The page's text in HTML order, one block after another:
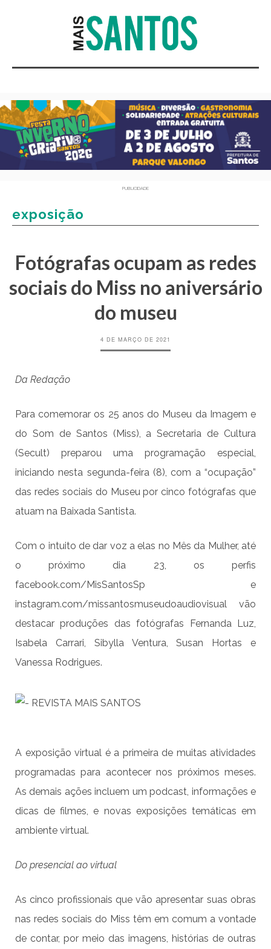
PUBLICIDADE
exposição
Fotógrafas ocupam as redes
sociais do Miss no aniversário
do museu
4 DE MARÇO DE 2021
Da Redação
Para comemorar os 25 anos do Museu da Imagem e
do Som de Santos (Miss), a Secretaria de Cultura
(Secult) preparou uma programação especial,
iniciando nesta segunda-feira (8), com a “ocupação”
das redes sociais do Museu por cinco fotógrafas que
atuam na Baixada Santista.
Com o intuito de dar voz a elas no Mês da Mulher, até
o próximo dia 23, os perfis
facebook.com/MisSantosSp e
instagram.com/missantosmuseudoaudiovisual vão
destacar produções das fotógrafas Fernanda Luz,
Isabela Carrari, Sibylla Ventura, Susan Hortas e
Vanessa Rodrigues.
A exposição virtual é a primeira de muitas atividades
programadas para acontecer nos próximos meses.
As demais ações incluem um podcast, informações e
dicas de filmes, e novas exposições temáticas em
ambiente virtual.
Do presencial ao virtual
As cinco profissionais que vão apresentar suas obras
nas redes sociais do Miss têm em comum a vontade
de contar, por meio das imagens, histórias de outras